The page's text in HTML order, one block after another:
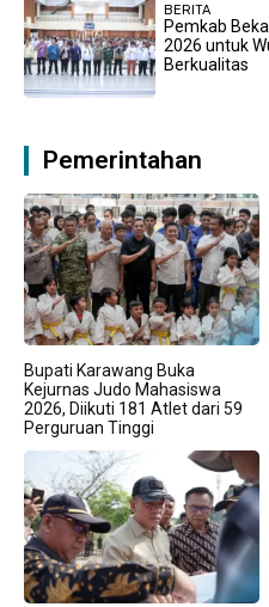
BERITA
Pemkab
2026 untuk
Berkualitas
Pemerintahan
Bupati Karawang Buka
Kejurnas Judo Mahasiswa
2026, Diikuti 181 Atlet dari 59
Perguruan Tinggi